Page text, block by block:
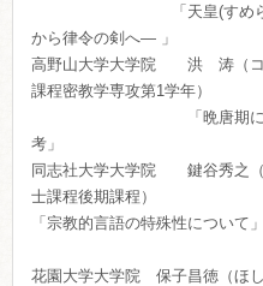
「天皇(すめらみこと
から律令の剣へ― 」
高野山大学大学院 洪 涛（コ
課程密教学専攻第1学年）
「晩唐期における密
考」
同志社大学大学院 鍵谷秀之（
士課程後期課程）
「宗教的言語の特殊性について」
花園大学大学院 保子昌徳（ほ